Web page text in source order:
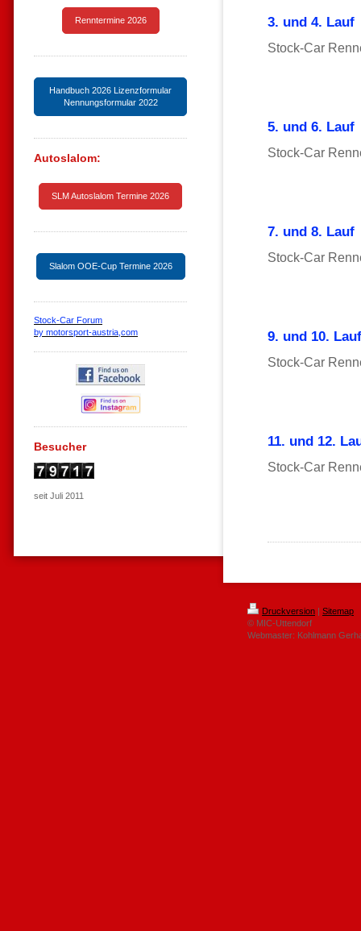
Renntermine 2026
Handbuch 2026 Lizenzformular
Nennungsformular 2022
Autoslalom:
SLM Autoslalom Termine 2026
Slalom OOE-Cup Termine 2026
Stock-Car Forum
by motorsport-austria,com
Besucher
seit Juli 2011
3. und 4. Lauf
Stock-Car
5. und 6. Lauf
Stock-Car
7. und 8. Lauf
Stock-Car
9. und 10. Lauf
Stock-Car
11. und 12.
Stock-Car
Druckversion | Sitemap
© MIC-Uttendorf
Webmaster: Kohlmann